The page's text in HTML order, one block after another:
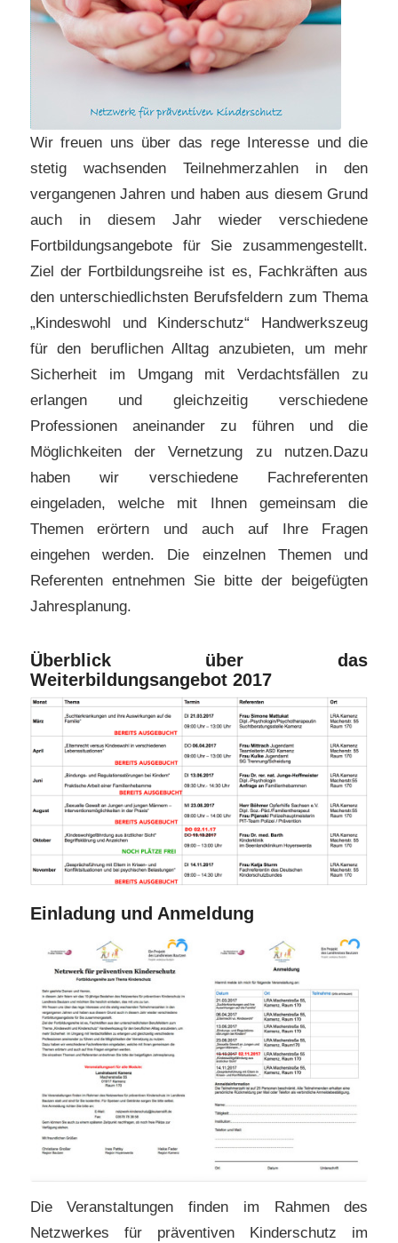
Wir freuen uns über das rege Interesse und die
stetig wachsenden Teilnehmerzahlen in den
vergangenen Jahren und haben aus diesem Grund
auch in diesem Jahr wieder verschiedene
Fortbildungsangebote für Sie zusammengestellt.
Ziel der Fortbildungsreihe ist es, Fachkräften aus
den unterschiedlichsten Berufsfeldern zum Thema
„Kindeswohl und Kinderschutz“ Handwerkszeug
für den beruflichen Alltag anzubieten, um mehr
Sicherheit im Umgang mit Verdachtsfällen zu
erlangen und gleichzeitig verschiedene
Professionen aneinander zu führen und die
Möglichkeiten der Vernetzung zu nutzen.Dazu
haben wir verschiedene Fachreferenten
eingeladen, welche mit Ihnen gemeinsam die
Themen erörtern und auch auf Ihre Fragen
eingehen werden. Die einzelnen Themen und
Referenten entnehmen Sie bitte der beigefügten
Jahresplanung.
Überblick über das
Weiterbildungsangebot 2017
Einladung und Anmeldung
Die Veranstaltungen finden im Rahmen des
Netzwerkes für präventiven Kinderschutz im